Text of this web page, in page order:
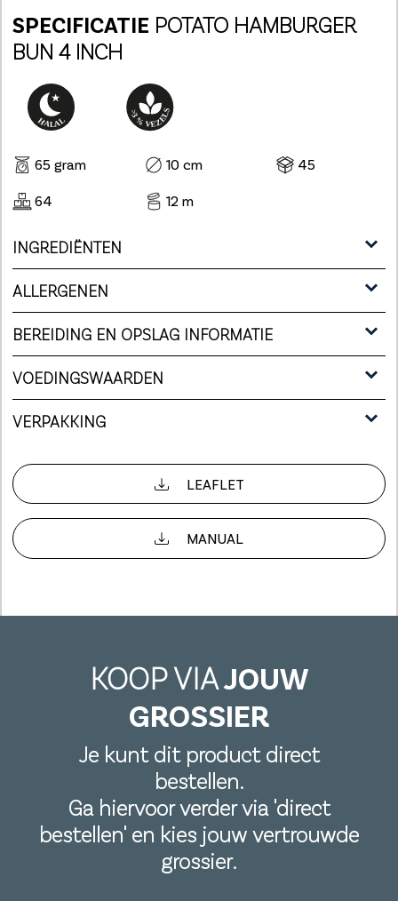
SPECIFICATIE POTATO HAMBURGER
BUN 4 INCH
65 gram 10 cm 45
64 12 m
INGREDIËNTEN
ALLERGENEN
BEREIDING EN OPSLAG INFORMATIE
VOEDINGSWAARDEN
VERPAKKING
LEAFLET
MANUAL
KOOP VIAJOUW
GROSSIER
Je kunt dit product direct
bestellen.
Ga hiervoor verder via 'direct
bestellen' en kies jouw vertrouwde
grossier.